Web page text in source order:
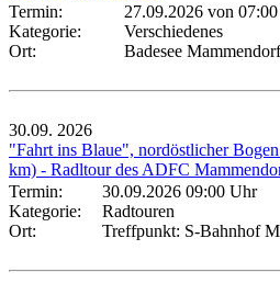
Termin:
27.09.2026 von 07:00
Kategorie:
Verschiedenes
Ort:
Badesee Mammendorf
30.09. 2026
"Fahrt ins Blaue", nordöstlicher
km) - Radltour des ADFC
Termin:
30.09.2026 09:00 Uhr
Kategorie:
Radtouren
Ort:
Treffpunkt: S-Bahnhof